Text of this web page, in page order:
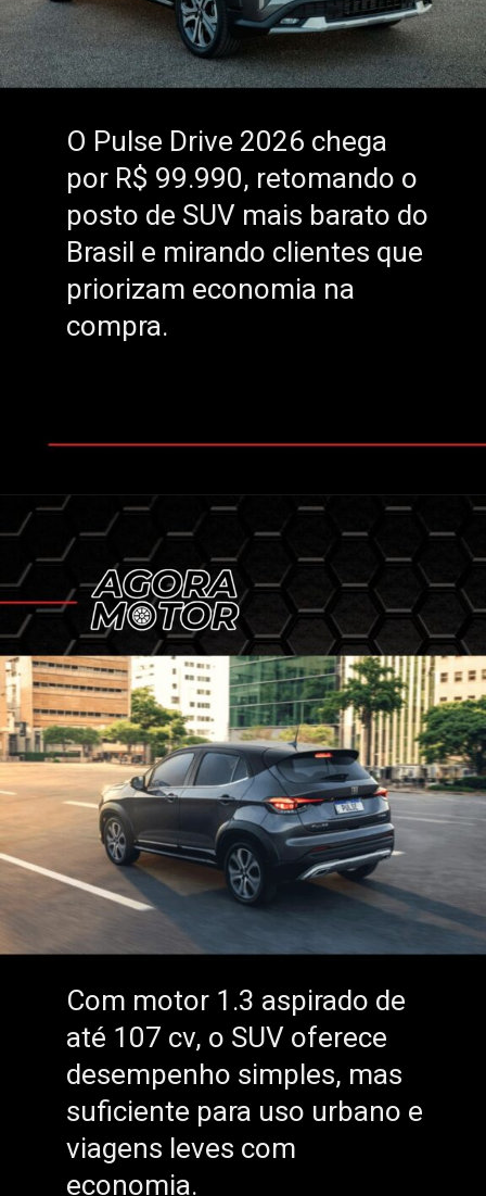
O Pulse Drive 2026 chega
por R$ 99.990, retomando o
posto de SUV mais barato do
Brasil e mirando clientes que
priorizam economia na
compra.
O Pulse Drive 2026 chega
por R$ 99.990, retomando o
posto de SUV mais barato do
Brasil e mirando clientes que
priorizam economia na
compra.
Com motor 1.3 aspirado de
até 107 cv, o SUV oferece
desempenho simples, mas
suficiente para uso urbano e
viagens leves com
economia.
Com motor 1.3 aspirado de
até 107 cv, o SUV oferece
desempenho simples, mas
suficiente para uso urbano e
viagens leves com
economia.